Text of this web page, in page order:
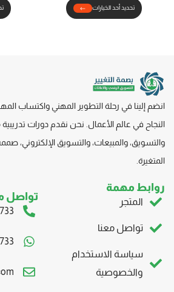
تحديد أحد الخيارات
انضم إلينا في رحلة التطوير المهني واكتساب
النجاح في عالم الأعمال. نحن نقدم دورات
والتسويق، والمبيعات، والتسويق الإلكتروني،
المتغيرة.
روابط مهمة
المتجر
تواصل معنا
سياسة الاستخدام
والخصوصية
تواصل